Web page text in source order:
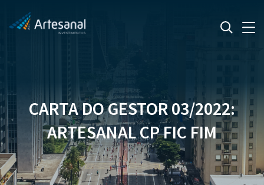
CARTA DO GESTOR 03/2022:
ARTESANAL CP FIC FIM